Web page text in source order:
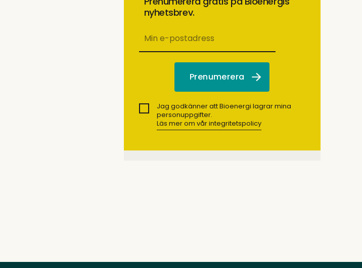
nyhetsbrev.
Jag godkänner att Bioenergi lagrar mina
personuppgifter.
Läs mer om vår integritetspolicy